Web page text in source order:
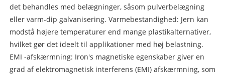
det behandles med belægninger, såsom pulverbelægning
eller varm-dip galvanisering. Varmebestandighed: Jern kan
modstå højere temperaturer end mange plastikalternativer,
hvilket gør det ideelt til applikationer med høj belastning.
EMI -afskærmning: Iron's magnetiske egenskaber giver en
grad af elektromagnetisk interferens (EMI) afskærmning, som